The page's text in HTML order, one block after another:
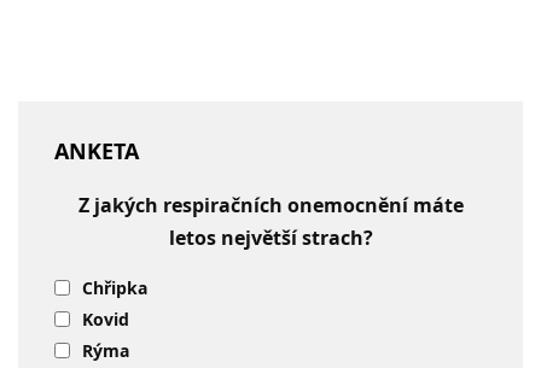
ANKETA
Z jakých respiračních onemocnění máte
letos největší strach?
Chřipka
Kovid
Rýma